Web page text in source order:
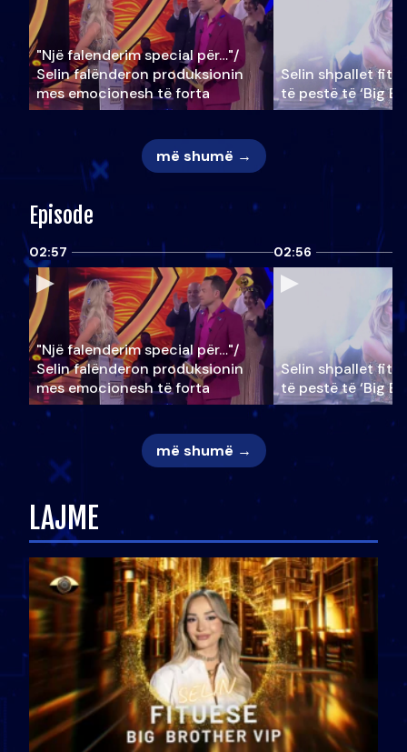
"Një falenderim special për…"/
Selin falënderon produksionin
mes emocionesh të forta
Selin shpallet
të pestë të ‘Big
më shumë →
Episode
02:57
"Një falenderim special për…"/
Selin falënderon produksionin
mes emocionesh të forta
02:56
Selin shpallet
të pestë të ‘Big
më shumë →
LAJME